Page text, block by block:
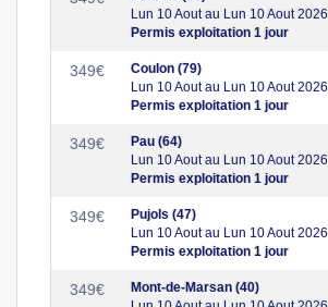
Lun 10 Aout au Lun 10 Aout 2026
Permis exploitation 1 jour
349€
Coulon (79)
Lun 10 Aout au Lun 10 Aout 2026
Permis exploitation 1 jour
349€
Pau (64)
Lun 10 Aout au Lun 10 Aout 2026
Permis exploitation 1 jour
349€
Pujols (47)
Lun 10 Aout au Lun 10 Aout 2026
Permis exploitation 1 jour
349€
Mont-de-Marsan (40)